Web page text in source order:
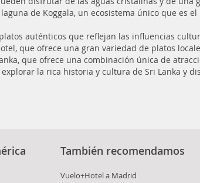
de Koggala, un ecosistema único que es
auténticos que reflejan las influencias
que ofrece una gran variedad de platos
que ofrece una combinación única de
la rica historia y cultura de Sri Lanka y
También recomendamos
Vuelo+Hotel a Madrid